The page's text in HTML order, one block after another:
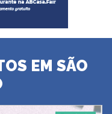
EM SÃO